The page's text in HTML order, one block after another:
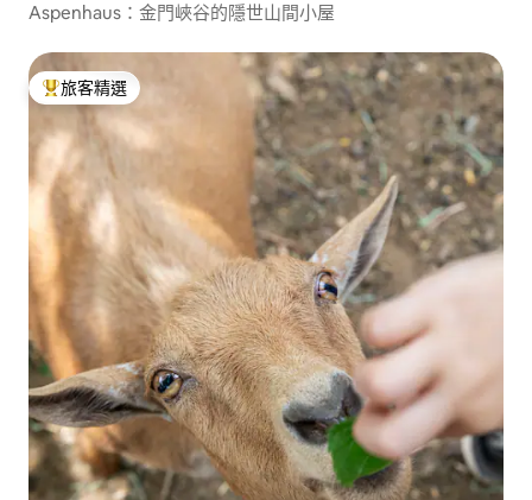
Aspenhaus：金門峽谷的隱世山間小屋
旅客精選榜首
旅客精選